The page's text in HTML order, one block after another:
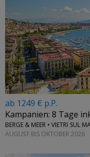
ab 1249 € p.P.
Kampanien: 8 Tage
BERGE & MEER • VIETRI SUL
AUGUST BIS OKTOBER 2026